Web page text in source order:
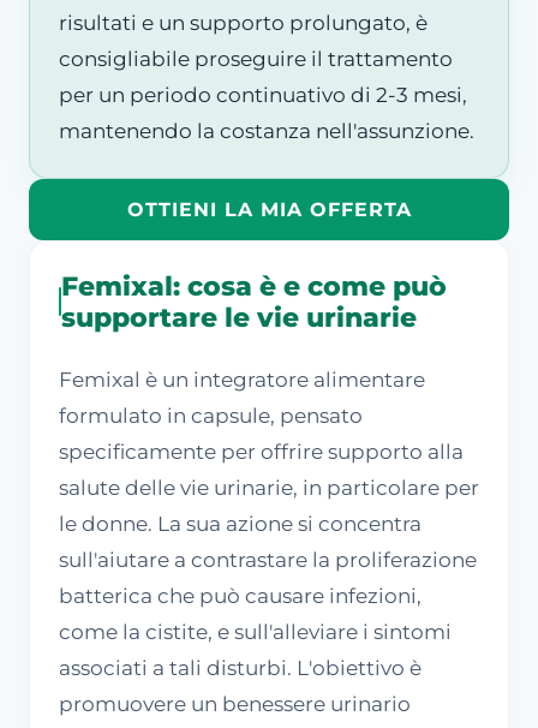
risultati e un supporto prolungato, è
consigliabile proseguire il trattamento
per un periodo continuativo di 2-3 mesi,
mantenendo la costanza nell'assunzione.
OTTIENI LA MIA OFFERTA
Femixal: cosa è e come può
supportare le vie urinarie
Femixal è un integratore alimentare
formulato in capsule, pensato
specificamente per offrire supporto alla
salute delle vie urinarie, in particolare per
le donne. La sua azione si concentra
sull'aiutare a contrastare la proliferazione
batterica che può causare infezioni,
come la cistite, e sull'alleviare i sintomi
associati a tali disturbi. L'obiettivo è
promuovere un benessere urinario